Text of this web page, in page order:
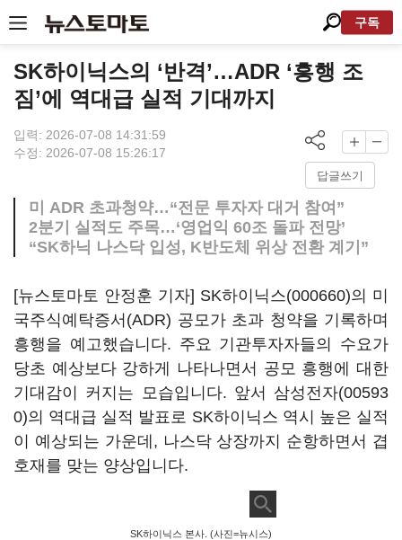
구독
SK하이닉스의 ‘반격’…ADR ‘흥행 조
짐’에 역대급 실적 기대까지
입력: 2026-07-08 14:31:59
수정: 2026-07-08 15:26:17
답글쓰기
미 ADR 초과청약…“전문 투자자 대거 참여”
2분기 실적도 주목…‘영업익 60조 돌파 전망’
“SK하닉 나스닥 입성, K반도체 위상 전환 계기”
[뉴스토마토 안정훈 기자] SK하이닉스(000660)의 미
국주식예탁증서(ADR) 공모가 초과 청약을 기록하며
흥행을 예고했습니다. 주요 기관투자자들의 수요가
당초 예상보다 강하게 나타나면서 공모 흥행에 대한
기대감이 커지는 모습입니다. 앞서 삼성전자(00593
0)의 역대급 실적 발표로 SK하이닉스 역시 높은 실적
이 예상되는 가운데, 나스닥 상장까지 순항하면서 겹
호재를 맞는 양상입니다.
SK하이닉스 본사. (사진=뉴시스)